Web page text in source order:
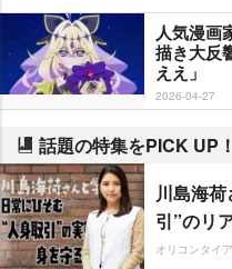
人気漫画
描き大反
ええ」
2026-04-27
話題の特集をPICK UP！
川島海
引”のリ
オリコンタイ